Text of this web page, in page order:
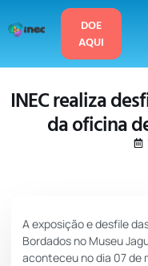
DOE
AQUI
INEC realiza
da oficina
A exposição e desfile
Bordados no Museu
aconteceu no dia 07 de